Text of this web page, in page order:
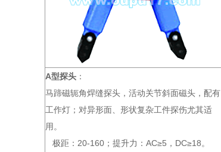
A型探头 ：
马蹄磁轭角焊缝探头，活动关节斜面磁头，配有
工作灯；对异形面、形状复杂工件探伤尤其适
用。
极距：20-160；提升力：AC≥5，DC≥18。